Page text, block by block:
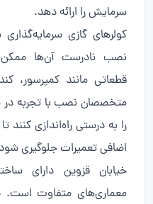
سرمایش را ارائه دهد.
کولرهای گازی
نصب نادرست آن‌ها
قطعاتی مانند کمپرسور،
متخصصان نصب با تجربه در
را به درستی راه‌اندازی
اضافی تعمیرات جلوگیری
خیابان قزوین دارای
معماری‌های متفاوت است.